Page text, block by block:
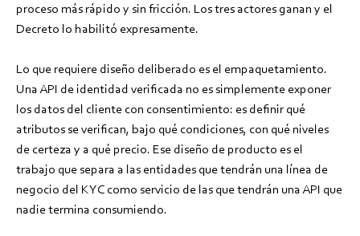
proceso más rápido y sin fricción. Los tres actores ganan y el
Decreto lo habilitó expresamente.
Lo que requiere diseño deliberado es el empaquetamiento.
Una API de identidad verificada no es simplemente exponer
los datos del cliente con consentimiento: es definir qué
atributos se verifican, bajo qué condiciones, con qué niveles
de certeza y a qué precio. Ese diseño de producto es el
trabajo que separa a las entidades que tendrán una línea de
negocio del KYC como servicio de las que tendrán una API que
nadie termina consumiendo.